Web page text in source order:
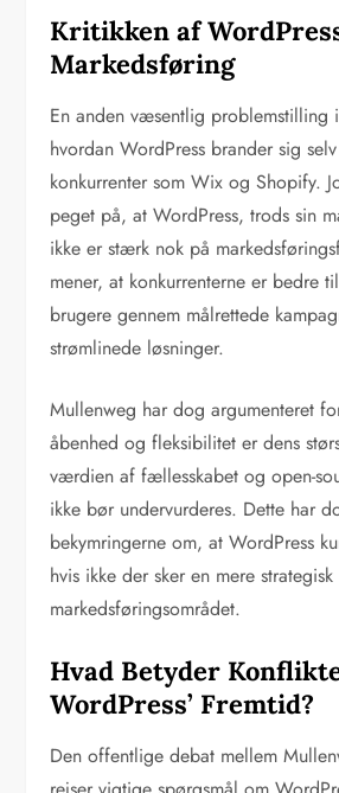
Kritikken af
Markedsføring
En anden væsentlig problemstilling
hvordan WordPress brander sig
konkurrenter som Wix og Shopify.
peget på, at WordPress, trods sin
ikke er stærk nok på
mener, at konkurrenterne er bedre
brugere gennem målrettede
strømlinede løsninger.
Mullenweg har dog argumenteret
åbenhed og fleksibilitet er dens
værdien af fællesskabet og open-
ikke bør undervurderes. Dette har
bekymringerne om, at WordPress
hvis ikke der sker en mere
markedsføringsområdet.
Hvad Betyder
WordPress’ Fremtid?
Den offentlige debat mellem